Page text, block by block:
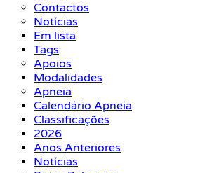
Contactos
Notícias
Em lista
Tags
Apoios
Modalidades
Apneia
Calendário Apneia
Classificações
2026
Anos Anteriores
Notícias